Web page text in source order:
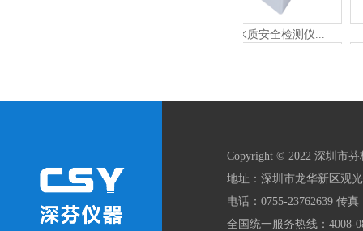
总氮水质安全检测仪...
余氯测定仪
Copyright © 2022 深圳市
地址：深圳市龙华新区观
电话：0755-23762639 传真
全国统一服务热线：4008-